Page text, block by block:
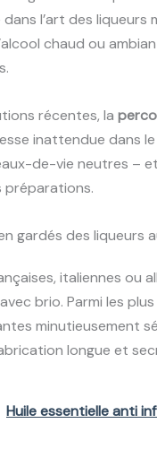
dans l’art des liqueurs
chaud ou
récentes, la
inattendue dans le
de-vie neutres –
préparations.
gardés des liqueurs
italiennes ou
brio. Parmi les
minutieusement
longue et
Huile essentielle anti